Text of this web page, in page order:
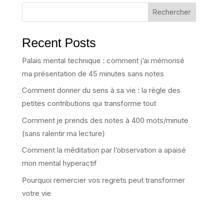
Rechercher
Recent Posts
Palais mental technique : comment j’ai mémorisé
ma présentation de 45 minutes sans notes
Comment donner du sens à sa vie : la règle des
petites contributions qui transforme tout
Comment je prends des notes à 400 mots/minute
(sans ralentir ma lecture)
Comment la méditation par l’observation a apaisé
mon mental hyperactif
Pourquoi remercier vos regrets peut transformer
votre vie